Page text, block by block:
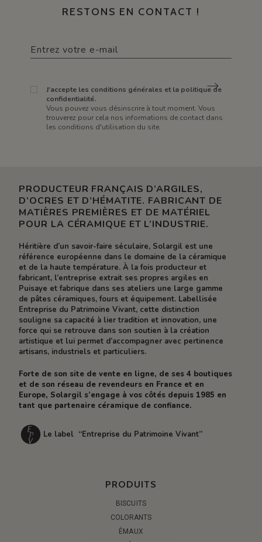
RESTONS EN CONTACT !
J'accepte les conditions générales et la politique de
confidentialité.
Vous pouvez vous désinscrire à tout moment. Vous
trouverez pour cela nos informations de contact dans
les conditions d'utilisation du site.
PRODUCTEUR FRANÇAIS D’ARGILES,
D’OCRES ET D’HÉMATITE. FABRICANT DE
MATIÈRES PREMIÈRES ET DE MATÉRIEL
POUR LA CÉRAMIQUE ET L’INDUSTRIE.
Héritière d’un savoir-faire séculaire, Solargil est une
référence européenne dans le domaine de la céramique
et de la haute température. À la fois producteur et
fabricant, l’entreprise extrait ses propres argiles en
Puisaye et fabrique dans ses ateliers une large gamme
de pâtes céramiques, fours et équipement. Labellisée
Entreprise du Patrimoine Vivant, cette distinction
souligne sa capacité à lier tradition et innovation, une
force qui se retrouve dans son soutien à la création
artistique et lui permet d’accompagner avec pertinence
artisans, industriels et particuliers.
Forte de son site de vente en ligne, de ses 4 boutiques
et de son réseau de revendeurs en France et en
Europe, Solargil s’engage à vos côtés depuis 1985 en
tant que partenaire céramique de confiance.
Le label “Entreprise du Patrimoine Vivant”
PRODUITS
BISCUITS
COLORANTS
ÉMAUX